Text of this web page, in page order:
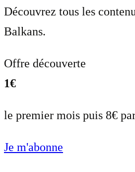
Découvrez tous les
Balkans.
Offre découverte
1€
le premier mois puis 8€
Je m'abonne